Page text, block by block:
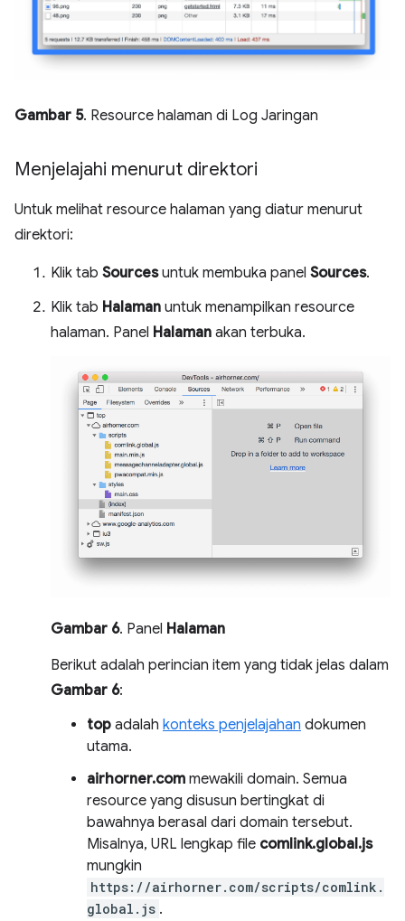
Gambar 5. Resource halaman di Log Jaringan
Menjelajahi menurut direktori
Untuk melihat resource halaman yang diatur menurut
direktori:
Klik tab Sourcesuntuk membuka panel Sources.
Klik tab Halaman untuk menampilkan resource
halaman. Panel Halaman akan terbuka.
Gambar 6. Panel Halaman
Berikut adalah perincian item yang tidak jelas dalam
Gambar 6:
top adalah konteks penjelajahan dokumen
utama.
airhorner.com mewakili domain. Semua
resource yang disusun bertingkat di
bawahnya berasal dari domain tersebut.
Misalnya, URL lengkap file comlink.global.js
mungkin
https://airhorner.com/scripts/comlink.
global.js .